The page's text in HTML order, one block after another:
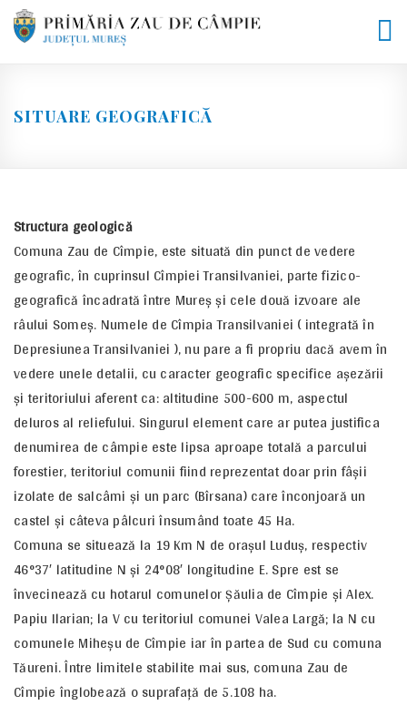
Skip
SITUARE GEOGRAFICĂ
Structura geologică
Comuna Zau de Cîmpie, este situată din punct de vedere
geografic, în cuprinsul Cîmpiei Transilvaniei, parte fizico-
geografică încadrată între Mureş şi cele două izvoare ale
râului Someş. Numele de Cîmpia Transilvaniei ( integrată în
Depresiunea Transilvaniei ), nu pare a fi propriu dacă avem în
vedere unele detalii, cu caracter geografic specifice aşezării
şi teritoriului aferent ca: altitudine 500-600 m, aspectul
deluros al reliefului. Singurul element care ar putea justifica
denumirea de câmpie este lipsa aproape totală a parcului
forestier, teritoriul comunii fiind reprezentat doar prin fâşii
izolate de salcâmi şi un parc (Bîrsana) care înconjoară un
castel şi câteva pâlcuri însumând toate 45 Ha.
Comuna se situează la 19 Km N de oraşul Luduş, respectiv
46°37′ latitudine N şi 24°08′ longitudine E. Spre est se
învecinează cu hotarul comunelor Şăulia de Cîmpie şi Alex.
Papiu Ilarian; la V cu teritoriul comunei Valea Largă; la N cu
comunele Miheşu de Cîmpie iar în partea de Sud cu comuna
Tăureni. Între limitele stabilite mai sus, comuna Zau de
Cîmpie înglobează o suprafaţă de 5.108 ha.